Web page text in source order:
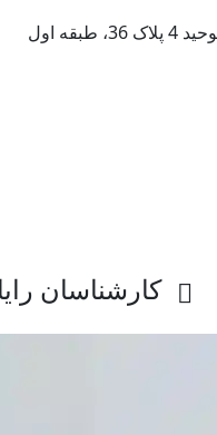
اول
کارشناسان